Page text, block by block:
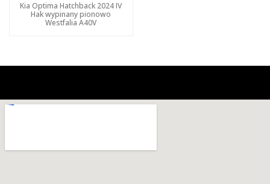
Kia Optima Hatchback 2024 IV
Hak wypinany pionowo
Westfalia A40V